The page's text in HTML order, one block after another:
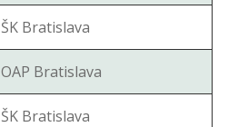
ŠK Bratislava
OAP Bratislava
ŠK Bratislava